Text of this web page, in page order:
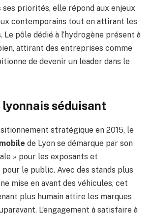
ses priorités, elle répond aux enjeux
contemporains tout en attirant les
Le pôle dédié à l’hydrogène présent à
attirant des entreprises comme
de devenir un leader dans le
lyonnais séduisant
stratégique en 2015, le
de Lyon se démarque par son
» pour les exposants et
pour le public. Avec des stands plus
mise en avant des véhicules, cet
plus humain attire les marques
L’engagement à satisfaire à